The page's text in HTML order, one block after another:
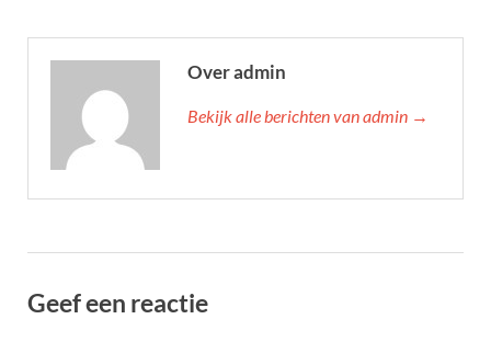
Over admin
Bekijk alle berichten van admin →
Geef een reactie